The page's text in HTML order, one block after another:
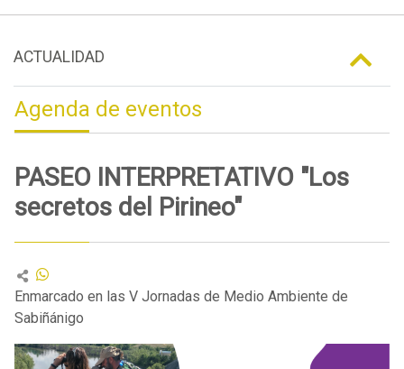
ACTUALIDAD
Agenda de eventos
PASEO INTERPRETATIVO "Los
secretos del Pirineo"
Enmarcado en las V Jornadas de Medio Ambiente de
Sabiñánigo